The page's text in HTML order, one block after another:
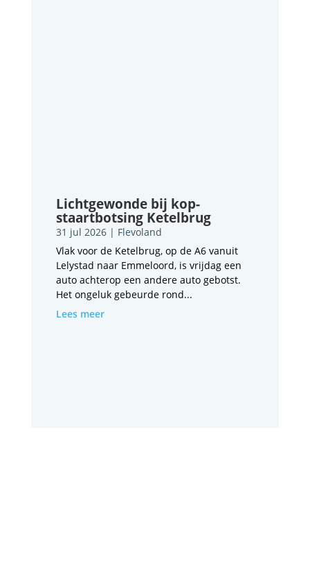
Lichtgewonde bij kop-
staartbotsing Ketelbrug
31 jul 2026| Flevoland
Vlak voor de Ketelbrug, op de A6 vanuit
Lelystad naar Emmeloord, is vrijdag een
auto achterop een andere auto gebotst.
Het ongeluk gebeurde rond...
Lees meer